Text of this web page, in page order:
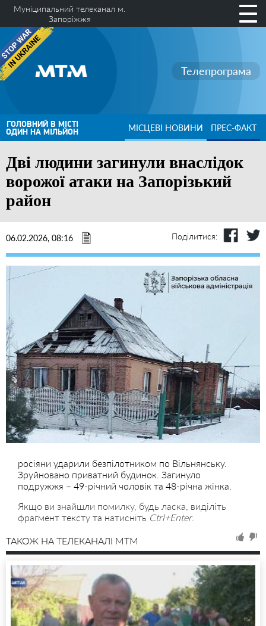
Муніципальний телеканал м.
Запоріжжя
Телепрограма
ГОЛОВНИЙ В МІСТІ
ОДИН НА МІЛЬЙОН МІСЦЕВІ НОВИНИ ПРЕС-ФАКТ
Дві людини загинули внаслідок
ворожої атаки на Запорізький
район
06.02.2026, 08:16 Поділитися:
росіяни ударили безпілотником по Вільнянську.
Зруйновано приватний будинок. Загинуло
подружжя – 49-річний чоловік та 48-річна жінка.
Якщо ви знайшли помилку, будь ласка, виділіть
фрагмент тексту та натисніть Ctrl+Enter.
ТАКОЖ НА ТЕЛЕКАНАЛІ MTM